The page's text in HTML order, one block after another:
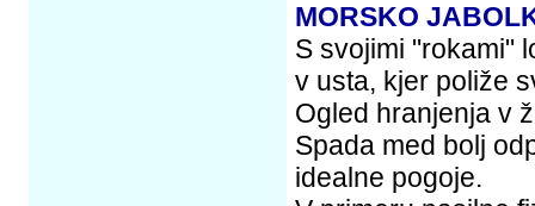
MORSKO
S svojimi "rokami"
v usta, kjer poliže
Ogled hranjenja v
Spada med bolj
idealne pogoje.